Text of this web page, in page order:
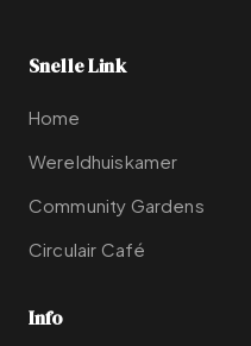
Snelle Link
Home
Wereldhuiskamer
Community Gardens
Circulair Café
Info